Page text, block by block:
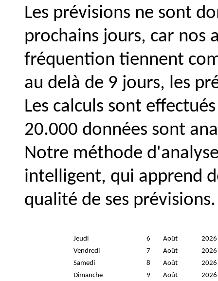
Les prévisions ne sont
prochains jours, car nos
fréquention tiennent
au delà de 9 jours, les
Les calculs sont
20.000 données sont
Notre méthode
intelligent, qui apprend
qualité de ses prévisions.